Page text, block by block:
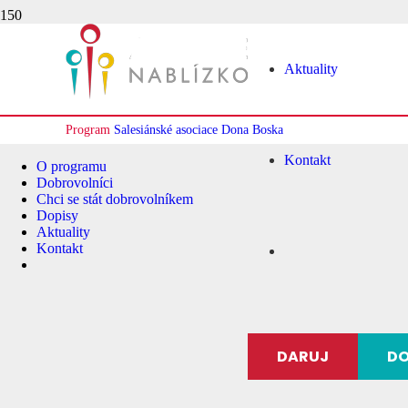
Aktuality
Kontakt
DARUJ
Program Salesiánské asociace Dona Boska
O programu
Dobrovolníci
Chci se stát dobrovolníkem
Dopisy
Aktuality
Kontakt